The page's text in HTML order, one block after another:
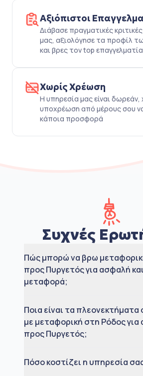
Αξιόπιστοι
Διάβασε πραγματικές
μας, αξιολόγησε τα προφίλ
και βρες τον top επαγγελματία
Χωρίς Χρέωση
Η υπηρεσία μας είναι δωρεάν,
υποχρέωση από μέρους σου
κάποια προσφορά
Συχνές
Πώς μπορώ να βρω
προς Πυργετός για ασφαλή
μεταφορά;
Ποια είναι τα πλεονεκτήματα
με μεταφορική στη Ρόδος
προς Πυργετός;
Πόσο κοστίζει η υπηρεσία